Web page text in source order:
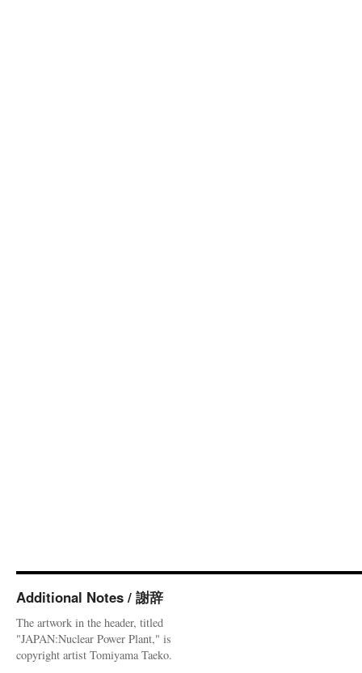
Additional Notes / 謝辞
The artwork in the header, titled
"JAPAN:Nuclear Power Plant," is
copyright artist Tomiyama Taeko.